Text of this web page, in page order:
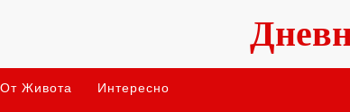
Живота Интересно